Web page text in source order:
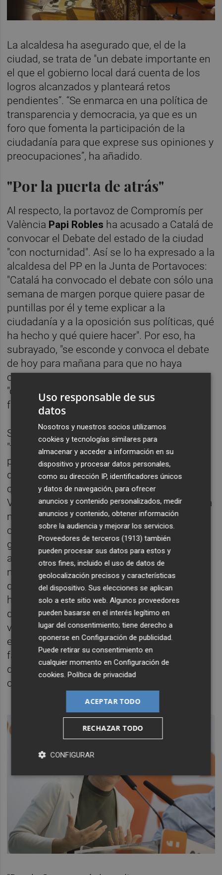
La alcaldesa ha asegurado que, el de la
ciudad, se trata de "un debate importante en
el que el gobierno local dará cuenta de los
logros alcanzados y planteará retos
pendientes”. “Se enmarca en una política de
transparencia y democracia, ya que es un
foro que fomenta la participación de la
ciudadanía para que exprese sus opiniones y
preocupaciones”, ha añadido.
"Por la puerta de atrás"
Al respecto, la portavoz de Compromís per
València Papi Robles ha acusado a Catalá de
convocar el Debate del estado de la ciudad
"con nocturnidad". Así se lo ha expresado a la
alcaldesa del PP en la Junta de Portavoces:
"Catalá ha convocado el debate con sólo una
semana de margen porque quiere pasar de
puntillas por él y teme explicar a la
ciudadanía y a la oposición sus políticas, qué
ha hecho y qué quiere hacer". Por eso, ha
subrayado, "se esconde y convoca el debate
de hoy para mañana para que no haya
capacidad de reacción", lo cual a su juicio
"demuestra un desinterés absoluto por el
futuro de la ciudad y cómo lo construimos".
Se trata, ha dicho, de una actitud que
"también ha demostrado convocando por la
puerta de atrás al Pleno extraordinario que
desde Compromís pedimos para tratar la
condena por corrupción en el PP de
València". "En julio conocimos una sentencia
muy firme sobre esta corrupción, en
concreto en lo referente a la etapa de
gobierno de Rita Barberá, y todavía la actual
alcaldesa del PP no ha dicho absolutamente
nada", ha afeado la portavoz de Compromís,
que ha pedido "que le retire los honores y
homenajes a Barberá después de quedar
demostrado que toda su gestión estaba
vinculada a la corrupción, que el PP ganaba
elecciones dopado con empresas que le
facilitaban tener una caja B y que su mano
derecha en el gobierno municipal actuó
como una mafia".
Uso responsable de sus
datos
Nosotros y nuestros socios utilizamos
cookies y tecnologías similares para
almacenar y acceder a información en su
dispositivo y procesar datos personales,
como su dirección IP, identificadores únicos
y datos de navegación, para ofrecer
anuncios y contenido personalizados, medir
anuncios y contenido, obtener información
sobre la audiencia y mejorar los servicios.
Proveedores de terceros (1913) también
pueden procesar sus datos para estos y
otros fines, incluido el uso de datos de
geolocalización precisos y características
del dispositivo. Sus elecciones se aplican
solo a este sitio web. Algunos proveedores
pueden basarse en el interés legítimo en
lugar del consentimiento; tiene derecho a
oponerse enConfiguración de publicidad.
Puede retirar su consentimiento en
cualquier momento enConfiguración de
cookies.Política de privacidad
ACEPTAR TODO
RECHAZAR TODO
CONFIGURAR